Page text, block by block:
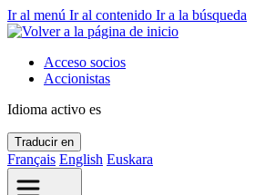
Ir al menú Ir al contenido Ir a la búsqueda
Acceso socios
Accionistas
Idioma activo es
Traducir en
Français English Euskara